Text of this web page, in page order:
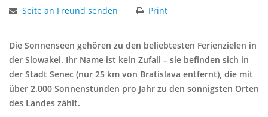
Seite an Freund senden Print
Die Sonnenseen gehören zu den beliebtesten Ferienzielen in
der Slowakei. Ihr Name ist kein Zufall – sie befinden sich in
der Stadt Senec (nur 25 km von Bratislava entfernt), die mit
über 2.000 Sonnenstunden pro Jahr zu den sonnigsten Orten
des Landes zählt.